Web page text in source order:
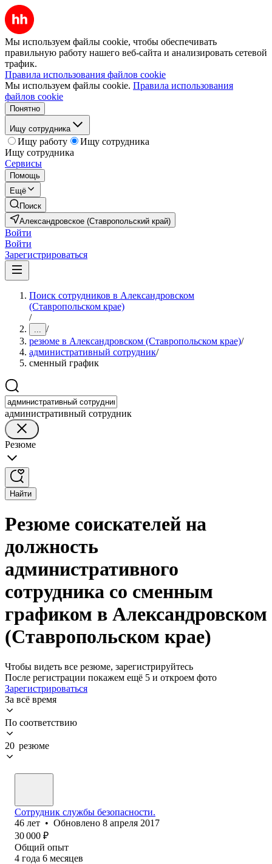
Мы используем файлы cookie, чтобы обеспечивать
правильную работу нашего веб-сайта и анализировать сетевой
трафик.
Правила использования файлов cookie
Мы используем файлы cookie. Правила использования
файлов cookie
Понятно
Ищу сотрудника
Ищу работу
Ищу сотрудника
Ищу сотрудника
Сервисы
Помощь
Ещё
Поиск
Александровское (Ставропольский край)
Войти
Войти
Зарегистрироваться
Поиск сотрудников в Александровском
(Ставропольском крае)
/
... /
резюме в Александровском (Ставропольском крае)/
административный сотрудник/
сменный график
административный сотрудник
Резюме
Найти
Резюме соискателей на
должность
административного
сотрудника со сменным
графиком в Александровском
(Ставропольском крае)
Чтобы видеть все резюме, зарегистрируйтесь
После регистрации покажем ещё 5 и откроем фото
Зарегистрироваться
За всё время
По соответствию
20 резюме
Сотрудник службы безопасности.
46 лет • Обновлено 8 апреля 2017
30 000 ₽
Общий опыт
4 года 6 месяцев